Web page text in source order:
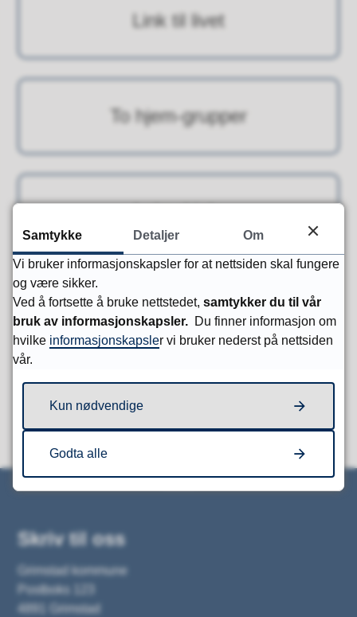
Link til livet
To hjem-grupper
Fant du det du lette etter?
Skriv til oss
Grimstad kommune
Postboks 123
4891 Grimstad
Samtykke Detaljer Om
Vi bruker informasjonskapsler for at nettsiden skal fungere
og være sikker.
Ved å fortsette å bruke nettstedet, samtykker du til vår
bruk av informasjonskapsler. Du finner informasjon om
hvilke informasjonskapsler vi bruker nederst på nettsiden
vår.
Kun nødvendige
Godta alle